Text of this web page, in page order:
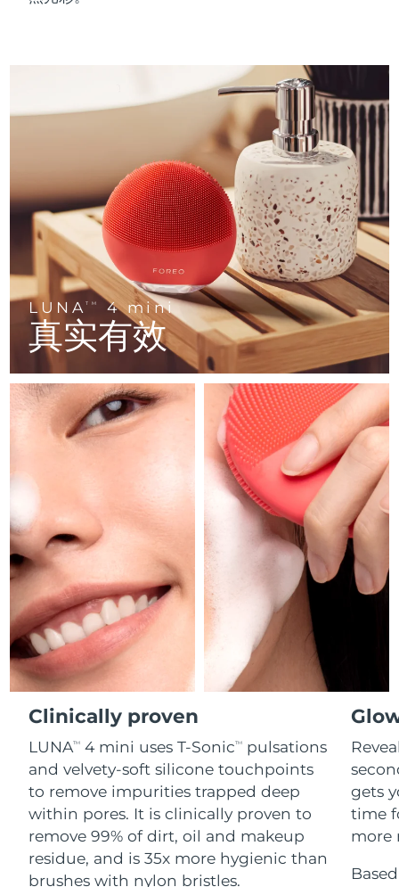
LUNATM 4 mini
真实有效
Clinically proven
LUNATM 4 mini uses T-SonicTM
pulsations
and velvety-soft silicone touchpoints
to remove impurities trapped deep
within pores. It is clinically proven to
remove 99% of dirt, oil and makeup
residue, and is 35x more hygienic than
brushes with nylon bristles.
gets
time
more
LUNA™ 4 mini
For young skin, T-zone
LUNA™ 4 go
For travel or gym bag
LUNA™ 护肤
Premium cleansers & balm
LUNA™ 设备
All facial cleansing devices
面部提拉护理
Premium anti-aging skincare
BEAR™ 设备
All premium facelift devices
UFO™ 3 mini
Red light therapy device for young skin
UFO™ 3 go
Portable red light therapy
面膜
Rejuvenation & hydration
UFO™ 设备
All deep facial hydration devices
issa™ 4 smile
Hybrid silicone sonic toothbrush
issa™ 4 baby
For ages 0-3
issa™ Teeth Whitening Set
Dual LED + sonic device & 18% PAP gel
ISSA™ 设备
All silicone sonic toothbrushes
FAQ™ 101
Clinical anti-aging
FAQ™ 102
Advanced clinical anti-aging
FAQ™ 103
Luxurious clinical anti-aging set
FAQ™ P1 Primer
Manuka honey primer
FAQ™护肤品
All FAQ™ skincare
FAQ™产品
All anti-aging treatments
FAQ™ 201
FAQ™ 202
LED mask
FAQ™ 211
Anti-aging neck & décolleté LED mask
FAQ™ 221
Anti-aging LED hand mask
FAQ™护肤品
All FAQ™ skincare
FAQ™产品
All LED treatments
FAQ™ 301
LED hair strengthening scalp massager
FAQ™ Scalp Serum
Scalp recovery probiotic serum
FAQ™护肤品
All FAQ™ skincare
FAQ™产品
All hair treatments
肌肤年轻化
NEW
FAQ™ 501
Full-Spectrum Red Light Therapy
FAQ™ 502
Full-Spectrum Red Light Therapy
FAQ™ Red Light Serum
FAQ™ skincare
All FAQ™ skincare
FAQ™ products
All toning treatments
保健品
NEW
专业治疗
脱毛
PEACH™ 2 Pro Max
Professional IPL hair removal device
PEACH™ 2
IPL hair removal
PEACH™ 2 go
Travel-friendly IPL hair removal
PEACH™ Cooling Prep Gel
Cooling IPL hair removal gel
身体护理
BEAR™ 2 body
Microcurrent body toning
LUNA™ 4 body
Massaging body brush
SUPERCHARGED™ serum
Firming body serum
痘肌护理
ESPADA™ 2 plus
Recurring acne LED therapy
ESPADA™ 2
Acne treatment device
ESPADA™ Blemish Solution
Concentrated acne gel
ESPADA™ 设备
All acne treatment devices
眼部护理
BEAR™ 2 eyes & lips
Microcurrent line smoothing device
IRIS™ 2
Rejuvenating eye massager
眼部护肤
Advanced eye care treatment
眼部护理设备
All revitalizing eye massagers
毛孔护理
KIWI™ derma
Diamond microdermabrasion .
KIWI™
Blackhead remover
KIWI™ 皮肤护理
LUNA™ 4 hair
2-in-1 LED scalp massager
FLIP™ play advanced
LED light hairbrush
LUNA™ Dual-Peptide Scalp
Serum
牙齿美白
NEW
issa™ Teeth Whitening Set
Dual LED + sonic device & 18% PAP gel
issa™ Teeth Whitening Gel
更多的
加拿大
预计送达日期
预计送达日期 ১২/৮/২৬
克罗地亚 预计送达日期 ৮/৮/২৬
塞浦路斯 预计送达日期৯/৮/২৬
捷克 预计送达日期৮/৮/২৬
丹麦 预计送达日期৮/৮/২৬
爱沙尼亚 预计送达日期
芬兰 预计送达日期৮/৮/২৬
法国 预计送达日期 ৮/৮/২৬
预计送达日期১২/৮/২৬
德国 预计送达日期 ৮/৮/২৬
直布罗陀 预计送达日期 ১২/৮/২৬
希腊 预计送达日期 ৮/৮/২৬
中国香港特别行政区 预计送达日期
匈牙利 预计送达日期
冰岛 ৯/৮/২৬
印度尼西亚 预计送达日期 ৬/৮/২৬
爱尔兰 ৮/৮/২৬
马恩岛 预计送达日期